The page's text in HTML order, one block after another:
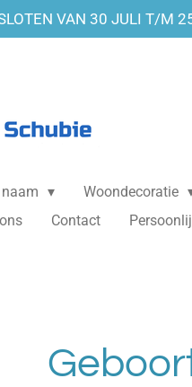
VAN 30 JULI T/M
Woondecoratie
Contact